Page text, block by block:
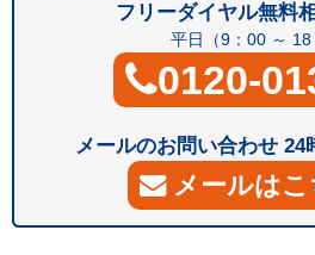
フリーダイヤル無料
平日（9：00 ～ 18
0120-
メールのお問い合わせ 24
メールはこ